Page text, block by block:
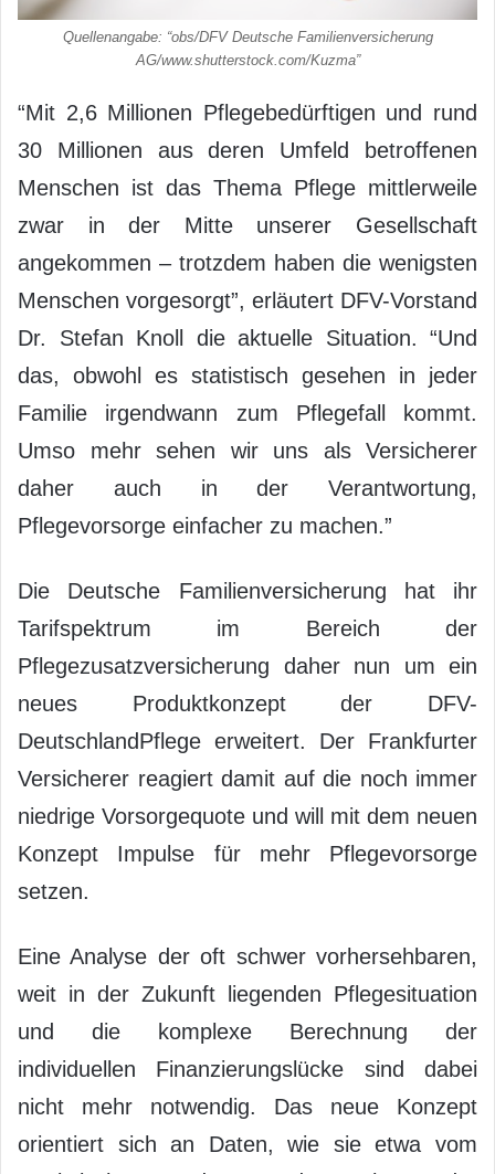
Quellenangabe: “obs/DFV Deutsche Familienversicherung
AG/www.shutterstock.com/Kuzma”
“Mit 2,6 Millionen Pflegebedürftigen und rund
30 Millionen aus deren Umfeld betroffenen
Menschen ist das Thema Pflege mittlerweile
zwar in der Mitte unserer Gesellschaft
angekommen – trotzdem haben die wenigsten
Menschen vorgesorgt”, erläutert DFV-Vorstand
Dr. Stefan Knoll die aktuelle Situation. “Und
das, obwohl es statistisch gesehen in jeder
Familie irgendwann zum Pflegefall kommt.
Umso mehr sehen wir uns als Versicherer
daher auch in der Verantwortung,
Pflegevorsorge einfacher zu machen.”
Die Deutsche Familienversicherung hat ihr
Tarifspektrum im Bereich der
Pflegezusatzversicherung daher nun um ein
neues Produktkonzept der DFV-
DeutschlandPflege erweitert. Der Frankfurter
Versicherer reagiert damit auf die noch immer
niedrige Vorsorgequote und will mit dem neuen
Konzept Impulse für mehr Pflegevorsorge
setzen.
Eine Analyse der oft schwer vorhersehbaren,
weit in der Zukunft liegenden Pflegesituation
und die komplexe Berechnung der
individuellen Finanzierungslücke sind dabei
nicht mehr notwendig. Das neue Konzept
orientiert sich an Daten, wie sie etwa vom